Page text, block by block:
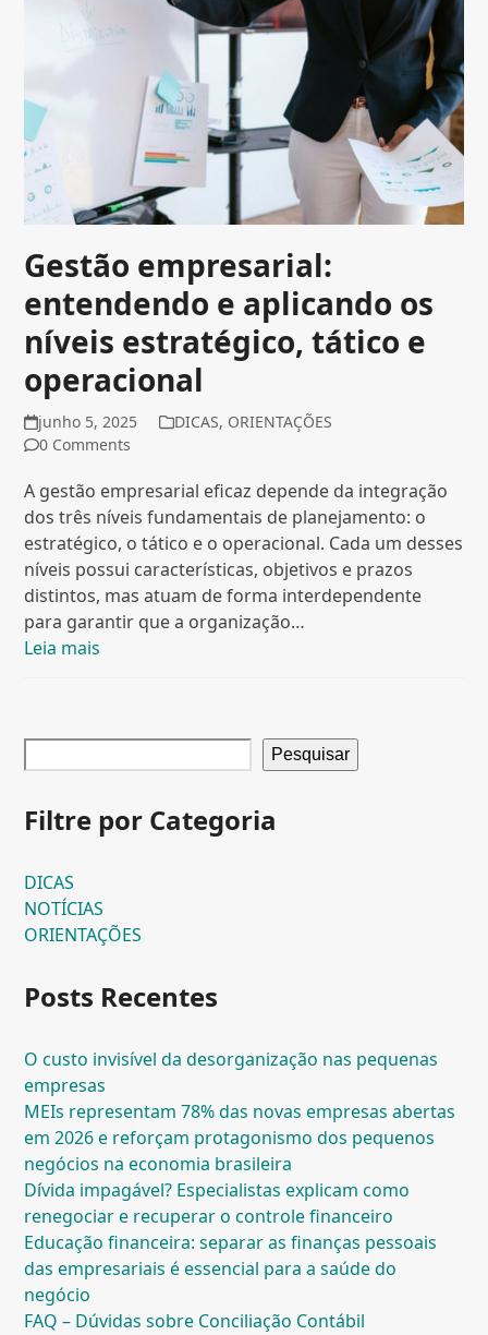
Gestão empresarial:
entendendo e aplicando os
níveis estratégico, tático e
operacional
junho 5, 2025 DICAS, ORIENTAÇÕES
0 Comments
A gestão empresarial eficaz depende da integração
dos três níveis fundamentais de planejamento: o
estratégico, o tático e o operacional. Cada um desses
níveis possui características, objetivos e prazos
distintos, mas atuam de forma interdependente
para garantir que a organização…
Leia mais
Pesquisar
Filtre por Categoria
DICAS
NOTÍCIAS
ORIENTAÇÕES
Posts Recentes
O custo invisível da desorganização nas pequenas
empresas
MEIs representam 78% das novas empresas abertas
em 2026 e reforçam protagonismo dos pequenos
negócios na economia brasileira
Dívida impagável? Especialistas explicam como
renegociar e recuperar o controle financeiro
Educação financeira: separar as finanças pessoais
das empresariais é essencial para a saúde do
negócio
FAQ – Dúvidas sobre Conciliação Contábil